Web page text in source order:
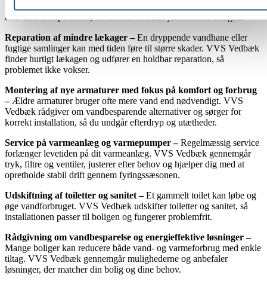
tryk. VVS Vedbæk udlufter, kontrollerer tryk og gennemgår de
relevante komponenter, så varmen fordeles jævnt i hele boligen.
Reparation af mindre lækager –En dryppende vandhane eller
fugtige samlinger kan med tiden føre til større skader. VVS Vedbæk
finder hurtigt lækagen og udfører en holdbar reparation, så
problemet ikke vokser.
Montering af nye armaturer med fokus på komfort og forbrug
– Ældre armaturer bruger ofte mere vand end nødvendigt. VVS
Vedbæk rådgiver om vandbesparende alternativer og sørger for
korrekt installation, så du undgår efterdryp og utætheder.
Service på varmeanlæg og varmepumper –Regelmæssig service
forlænger levetiden på dit varmeanlæg. VVS Vedbæk gennemgår
tryk, filtre og ventiler, justerer efter behov og hjælper dig med at
opretholde stabil drift gennem fyringssæsonen.
Udskiftning af toiletter og sanitet –Et gammelt toilet kan løbe og
øge vandforbruget. VVS Vedbæk udskifter toiletter og sanitet, så
installationen passer til boligen og fungerer problemfrit.
Rådgivning om vandbesparelse og energieffektive løsninger –
Mange boliger kan reducere både vand- og varmeforbrug med enkle
tiltag. VVS Vedbæk gennemgår mulighederne og anbefaler
løsninger, der matcher din bolig og dine behov.